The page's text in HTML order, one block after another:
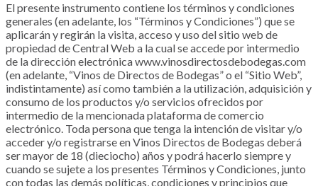
El presente instrumento contiene los términos y condiciones
generales (en adelante, los “Términos y Condiciones”) que se
aplicarán y regirán la visita, acceso y uso del sitio web de
propiedad de Central Web a la cual se accede por intermedio
de la dirección electrónica www.vinosdirectosdebodegas.com
(en adelante, “Vinos de Directos de Bodegas” o el “Sitio Web”,
indistintamente) así como también a la utilización, adquisición y
consumo de los productos y/o servicios ofrecidos por
intermedio de la mencionada plataforma de comercio
electrónico. Toda persona que tenga la intención de visitar y/o
acceder y/o registrarse en Vinos Directos de Bodegas deberá
ser mayor de 18 (dieciocho) años y podrá hacerlo siempre y
cuando se sujete a los presentes Términos y Condiciones, junto
con todas las demás políticas, condiciones y principios que